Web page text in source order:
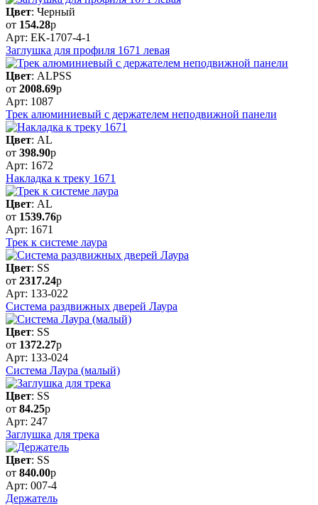
Цвет: Черный
от 154.28р
Арт: EK-1707-4-1
Заглушка для профиля 1671 левая
Цвет: ALPSS
от 2008.69р
Арт: 1087
Трек алюминиевый с держателем неподвижной панели
Цвет: AL
от 398.90р
Арт: 1672
Накладка к треку 1671
Цвет: AL
от 1539.76р
Арт: 1671
Трек к системе лаура
Цвет: SS
от 2317.24р
Арт: 133-022
Система раздвижных дверей Лаура
Цвет: SS
от 1372.27р
Арт: 133-024
Система Лаура (малый)
Цвет: SS
от 84.25р
Арт: 247
Заглушка для трека
Цвет: SS
от 840.00р
Арт: 007-4
Держатель